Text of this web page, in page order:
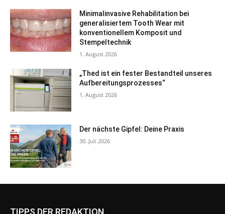
Minimalinvasive Rehabilitation bei
generalisiertem Tooth Wear mit
konventionellem Komposit und
Stempeltechnik
1. August 2026
„Thed ist ein fester Bestandteil unseres
Aufbereitungsprozesses“
1. August 2026
Der nächste Gipfel: Deine Praxis
30. Juli 2026
TIPPS DER REDAKTION